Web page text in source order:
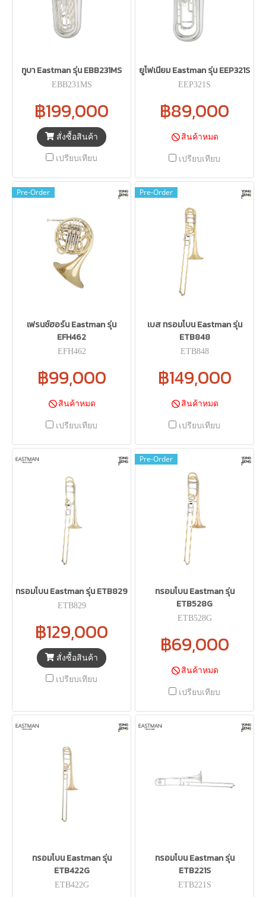
ทูบา Eastman รุ่น EBB231MS
EBB231MS
฿199,000
สั่งซื้อสินค้า
เปรียบเทียบ
ยูโฟเนียม Eastman รุ่น EEP321S
EEP321S
฿89,000
สินค้าหมด
เปรียบเทียบ
Pre-Order
เฟรนช์ฮอร์น Eastman รุ่น
EFH462
EFH462
฿99,000
สินค้าหมด
เปรียบเทียบ
Pre-Order
เบส ทรอมโบน Eastman รุ่น
ETB848
ETB848
฿149,000
สินค้าหมด
เปรียบเทียบ
ทรอมโบน Eastman รุ่น ETB829
ETB829
฿129,000
สั่งซื้อสินค้า
เปรียบเทียบ
Pre-Order
ทรอมโบน Eastman รุ่น
ETB528G
ETB528G
฿69,000
สินค้าหมด
เปรียบเทียบ
ทรอมโบน Eastman รุ่น
ETB422G
ETB422G
ทรอมโบน Eastman รุ่น
ETB221S
ETB221S